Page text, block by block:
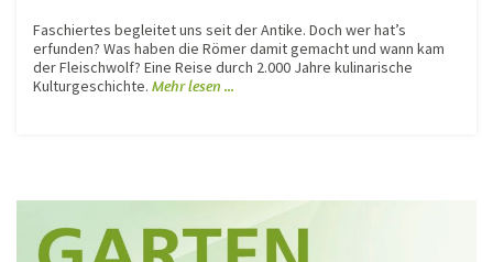
Faschiertes begleitet uns seit der Antike. Doch wer hat’s
erfunden? Was haben die Römer damit gemacht und wann kam
der Fleischwolf? Eine Reise durch 2.000 Jahre kulinarische
Kulturgeschichte. Mehr lesen ...